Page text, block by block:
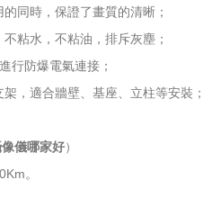
同時，保證了畫質的清晰；
粘水，不粘油，排斥灰塵；
行防爆電氣連接；
，適合牆壁、基座、立柱等安裝；
儀哪家好）
。